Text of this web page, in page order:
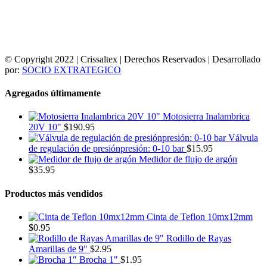
© Copyright 2022 | Crissaltex | Derechos Reservados | Desarrollado
por: SOCIO EXTRATEGICO
Agregados últimamente
Motosierra Inalambrica
20V 10" $190.95
Válvula
de regulación de presiónpresión: 0-10 bar $15.95
Medidor de flujo de argón
$35.95
Productos más vendidos
Cinta de Teflon 10mx12mm
$0.95
Rodillo de Rayas
Amarillas de 9" $2.95
Brocha 1" $1.95